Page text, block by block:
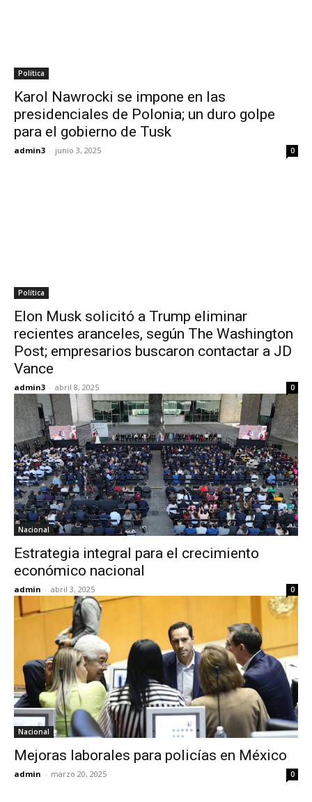
Política
Karol Nawrocki se impone en las
presidenciales de Polonia; un duro golpe
para el gobierno de Tusk
admin3 - junio 3, 2025 0
Política
Elon Musk solicitó a Trump eliminar
recientes aranceles, según The Washington
Post; empresarios buscaron contactar a JD
Vance
admin3 - abril 8, 2025 0
Nacional
Estrategia integral para el crecimiento
económico nacional
admin - abril 3, 2025 0
Nacional
Mejoras laborales para policías en México
admin - marzo 20, 2025 0